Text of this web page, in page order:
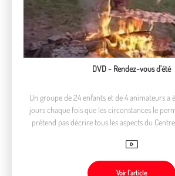
DVD - Rendez-vous d'été
Un groupe de 24 enfants et de 4 animateurs a
jours chaque fois que les circonstances le
prétend pas décrire tous les aspects du
Voir l’article